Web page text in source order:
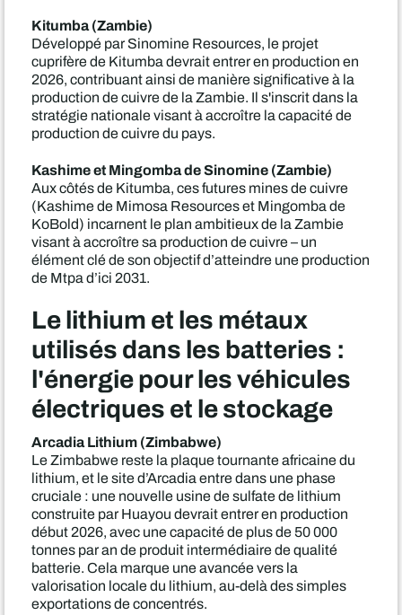
Kitumba (Zambie)
Développé par Sinomine Resources, le projet
cuprifère de Kitumba devrait entrer en production en
2026, contribuant ainsi de manière significative à la
production de cuivre de la Zambie. Il s'inscrit dans la
stratégie nationale visant à accroître la capacité de
production de cuivre du pays.
Kashime et Mingomba de Sinomine (Zambie)
Aux côtés de Kitumba, ces futures mines de cuivre
(Kashime de Mimosa Resources et Mingomba de
KoBold) incarnent le plan ambitieux de la Zambie
visant à accroître sa production de cuivre – un
élément clé de son objectif d’atteindre une production
de Mtpa d’ici 2031.
Le lithium et les métaux
utilisés dans les batteries :
l'énergie pour les véhicules
électriques et le stockage
Arcadia Lithium (Zimbabwe)
Le Zimbabwe reste la plaque tournante africaine du
lithium, et le site d’Arcadia entre dans une phase
cruciale : une nouvelle usine de sulfate de lithium
construite par Huayou devrait entrer en production
début 2026, avec une capacité de plus de 50 000
tonnes par an de produit intermédiaire de qualité
batterie. Cela marque une avancée vers la
valorisation locale du lithium, au-delà des simples
exportations de concentrés.